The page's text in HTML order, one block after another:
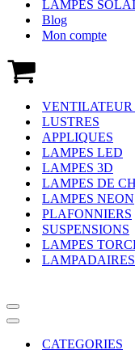
LAMPES
Blog
Mon compte
Panier
LUSTRES
APPLIQUES
LAMPES LED
LAMPES 3D
LAMPES DE
LAMPES NEON
PLAFONNIERS
SUSPENSIONS
LAMPES
LAMPADAIRES
Menu
de
Menu
CATEGORIES